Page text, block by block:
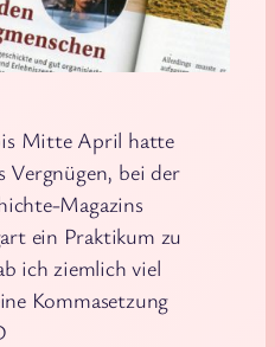
Mitte April hatte
Vergnügen, bei der
Magazins
ein Praktikum zu
ich ziemlich viel
Kommasetzung